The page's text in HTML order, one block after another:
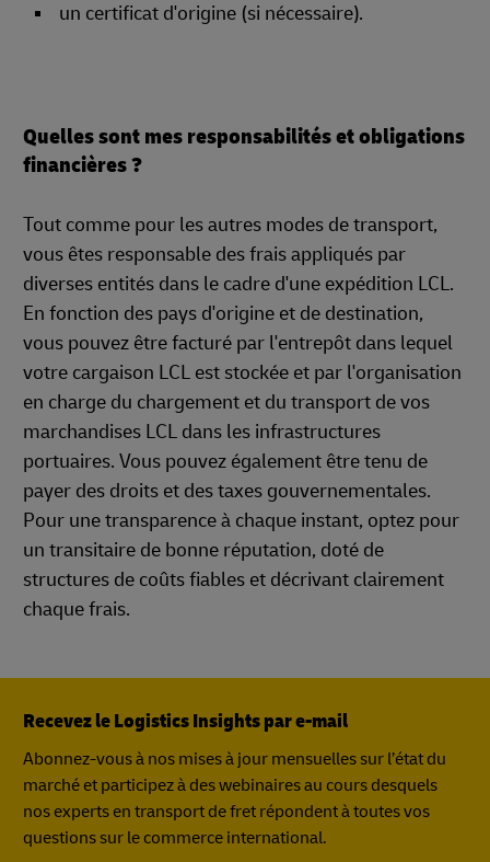
un certificat d'origine (si nécessaire).
Quelles sont mes responsabilités et obligations
financières ?
Tout comme pour les autres modes de transport,
vous êtes responsable des frais appliqués par
diverses entités dans le cadre d'une expédition LCL.
En fonction des pays d'origine et de destination,
vous pouvez être facturé par l'entrepôt dans lequel
votre cargaison LCL est stockée et par l'organisation
en charge du chargement et du transport de vos
marchandises LCL dans les infrastructures
portuaires. Vous pouvez également être tenu de
payer des droits et des taxes gouvernementales.
Pour une transparence à chaque instant, optez pour
un transitaire de bonne réputation, doté de
structures de coûts fiables et décrivant clairement
chaque frais.
Recevez le Logistics Insights par e-mail
Abonnez-vous à nos mises à jour mensuelles sur l’état du
marché et participez à des webinaires au cours desquels
nos experts en transport de fret répondent à toutes vos
questions sur le commerce international.